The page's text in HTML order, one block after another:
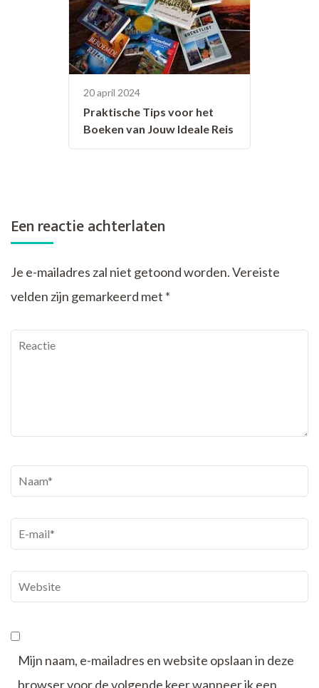
20 april 2024
Praktische Tips voor het
Boeken van Jouw Ideale Reis
Een reactie achterlaten
Je e-mailadres zal niet getoond worden.Vereiste
velden zijn gemarkeerd met *
Reactie
Naam*
E-
mail*
Website
Mijn naam, e-mailadres en website opslaan in deze
browser voor de volgende keer wanneer ik een